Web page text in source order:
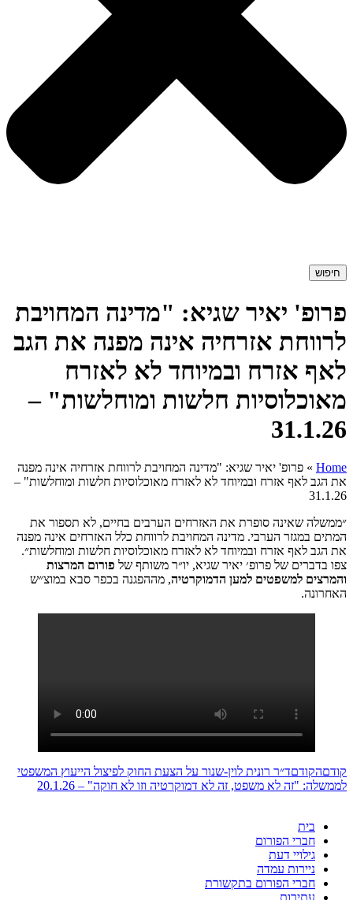
חיפוש
פרופ' יאיר שגיא: "מדינה המחויבת
לרווחת אזרחיה אינה מפנה את הגב
לאף אזרח ובמיוחד לא לאזרח
מאוכלוסיות חלשות ומוחלשות" –
31.1.26
Home
» פרופ' יאיר שגיא: "מדינה המחויבת לרווחת אזרחיה אינה מפנה
את הגב לאף אזרח ובמיוחד לא לאזרח מאוכלוסיות חלשות ומוחלשות" –
31.1.26
״ממשלה שאינה סופרת את האזרחים הערבים בחיים, לא תספור את
המתים במגזר הערבי. מדינה המחויבת לרווחת כלל האזרחים אינה מפנה
את הגב לאף אזרח ובמיוחד לא לאזרח מאוכלוסיות חלשות ומוחלשות״.
צפו בדברים של פרופ׳ יאיר שגיא, יו״ר משותף של פורום המרצות
והמרצים למשפטים למען הדמוקרטיה, מההפגנה בכפר סבא במוצ״ש
האחרונה.
קודםהקודםד״ר רונית לוין-שנור על הצעת החוק לפיצול הייעוץ המשפטי
לממשלה: "זה לא משפט, זה לא דמוקרטיה וזו לא חוקה" – 20.1.26
בית
חברי הפורום
גילויי דעת
ניירות עמדה
חברי הפורום בתקשורת